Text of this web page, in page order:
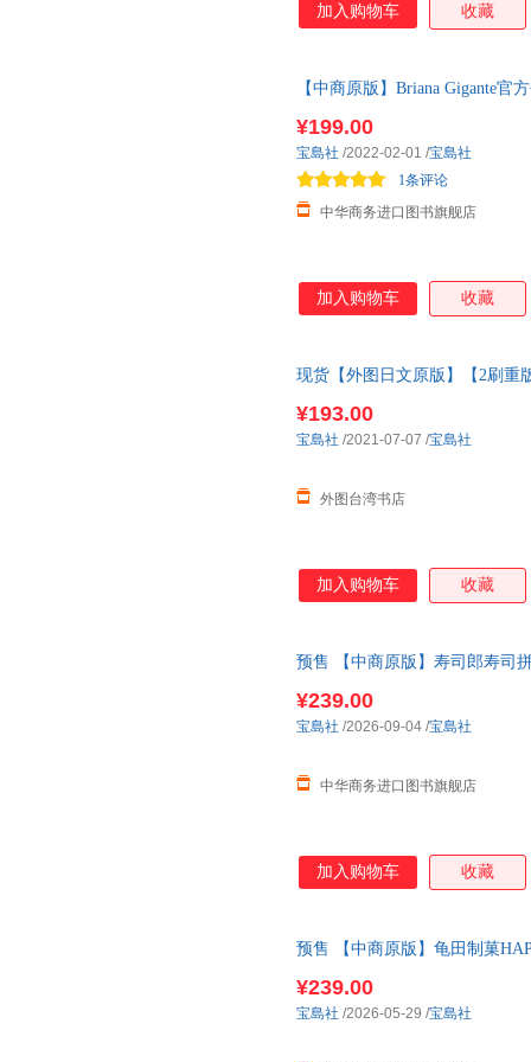
加入购物车 收藏
【中商原版】Briana Gigante官
¥199.00
中华商务进口图书旗舰店
1条评论
宝島社 /2022-02-01 /宝島社
加入购物车 收藏
现货【外图日文原版】【2刷重
¥193.00
外图台湾书店
宝島社 /2021-07-07 /宝島社
加入购物车 收藏
预售 【中商原版】寿司郎寿司
¥239.00
中华商务进口图书旗舰店
宝島社 /2026-09-04 /宝島社
加入购物车 收藏
预售 【中商原版】龟田制菓
¥239.00
宝島社 /2026-05-29 /宝島社